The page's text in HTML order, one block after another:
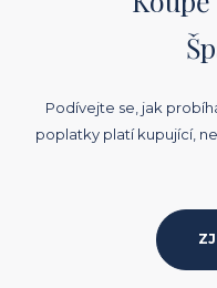
Podívejte se, jak
poplatky platí kupující,